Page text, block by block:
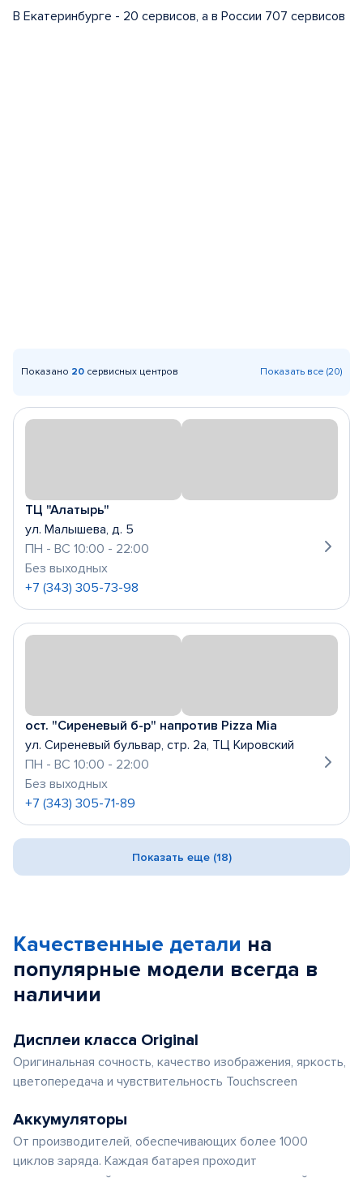
В Екатеринбурге - 20 сервисов, а в России 707 сервисов
Показано 20 сервисных центров Показать все (20)
ТЦ "Алатырь"
ул. Малышева, д. 5
ПН - ВС 10:00 - 22:00
Без выходных
+7 (343) 305-73-98
ост. "Сиреневый б-р" напротив Pizza Mia
ул. Сиреневый бульвар, стр. 2а, ТЦ Кировский
ПН - ВС 10:00 - 22:00
Без выходных
+7 (343) 305-71-89
Показать еще (18)
Качественные детали на
популярные модели всегда в
наличии
Дисплеи класса Original
Оригинальная сочность, качество изображения, яркость,
цветопередача и чувствительность Touchscreen
Аккумуляторы
От производителей, обеспечивающих более 1000
циклов заряда. Каждая батарея проходит